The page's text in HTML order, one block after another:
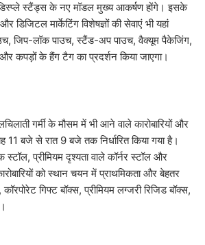
स्टैंड्स के नए मॉडल मुख्य आकर्षण होंगे। इसके
डिजिटल मार्केटिंग विशेषज्ञों की सेवाएं भी यहां
जिप-लॉक पाउच, स्टैंड-अप पाउच, वैक्यूम पैकेजिंग,
कपड़ों के हैंग टैग का प्रदर्शन किया जाएगा।
गर्मी के मौसम में भी आने वाले कारोबारियों और
बजे से रात 9 बजे तक निर्धारित किया गया है।
प्रीमियम दृश्यता वाले कॉर्नर स्टॉल और
को स्थान चयन में प्राथमिकता और बेहतर
गिफ्ट बॉक्स, प्रीमियम लग्जरी रिजिड बॉक्स,